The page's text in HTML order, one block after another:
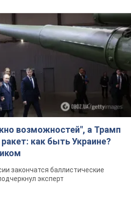
возможностей", а Трамп
как быть Украине?
закончатся баллистические
эксперт
соглашения о ежемесячной
системы Patriot из США:
подробности
переговоры с европейскими
удара РФ по Киевской